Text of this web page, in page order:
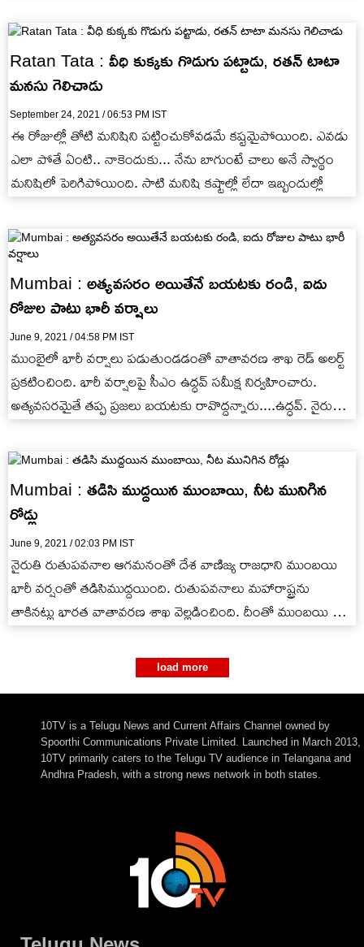
Ratan Tata : వీధి కుక్కకు గొడుగు పట్టాడు, రతన్ టాటా
మనసు గెలిచాడు
September 24, 2021 / 06:53 PM IST
ఈ రోజుల్లో తోటి మనిషిని పట్టించుకోవడమే కష్టమైపోయింది. ఎవడు
ఎలా పోతే ఏంటి.. నాకెందుకు... నేను బాగుంటే చాలు అనే స్వార్థం
మనిషిలో పెరిగిపోయింది. సాటి మనిషి కష్టాల్లో లేదా ఇబ్బందుల్లో
Mumbai : అత్యవసరం అయితేనే బయటకు రండి, ఐదు
రోజుల పాటు భారీ వర్షాలు
June 9, 2021 / 04:58 PM IST
ముంబైలో భారీ వర్షాలు పడుతుండడంతో వాతావరణ శాఖ రెడ్ అలర్ట్
ప్రకటించింది. భారీ వర్షాలపై సీఎం ఉద్ధవ్ సమీక్ష నిర్వహించారు.
అత్యవసరమైతే తప్ప ప్రజలు బయటకు రావొద్దన్నారు....ఉద్ధవ్. నైరుతి
Mumbai : తడిసి ముద్దయిన ముంబాయి, నీట మునిగిన
రోడ్లు
June 9, 2021 / 02:03 PM IST
నైరుతి రుతుపవనాల ఆగమనంతో దేశ వాణిజ్య రాజధాని ముంబయి
భారీ వర్షంతో తడిసిముద్దయింది. రుతుపవనాలు మహారాష్ట్రను
తాకినట్లు భారత వాతావరణ శాఖ వెల్లడించింది. దీంతో ముంబయి సహా
load more
10TV is a Telugu News and Current Affairs Channel owned by
Spoorthi Communications Private Limited. Launched in March 2013,
10TV primarily caters to the Telugu TV audience in Telangana and
Andhra Pradesh, with a strong news network in both states.